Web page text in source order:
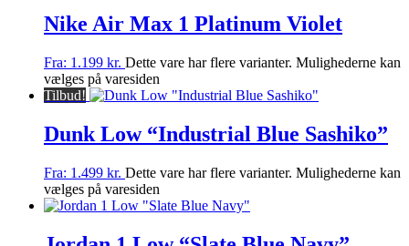
Nike Air Max 1 Platinum Violet
Fra: 1.199 kr. Dette vare har flere varianter. Mulighederne kan
vælges på varesiden
Tilbud!
Dunk Low “Industrial Blue Sashiko”
Fra: 1.499 kr. Dette vare har flere varianter. Mulighederne kan
vælges på varesiden